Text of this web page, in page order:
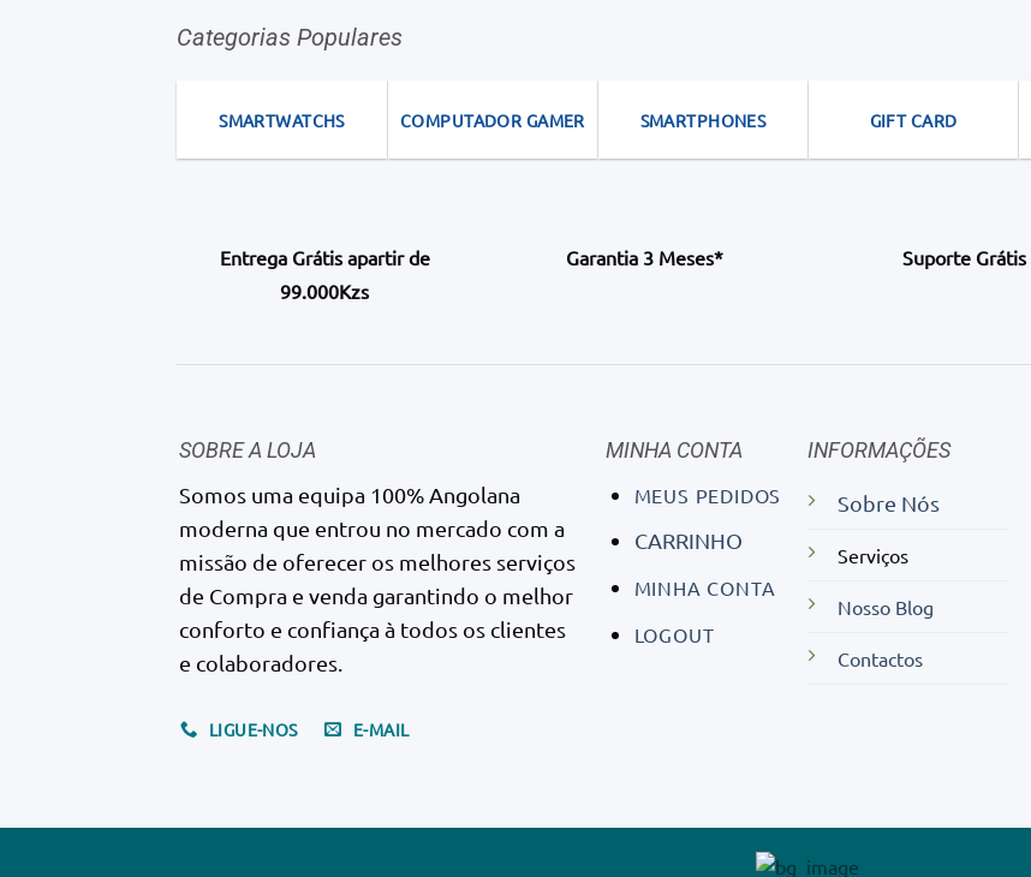
Categorias Populares
SMARTWATCHS COMPUTADOR GAMER SMARTPHONES GIFT CARD
Entrega Grátis apartir de
99.000Kzs
Garantia 3 Meses* Suporte Grátis
SOBRE A LOJA
Somos uma equipa 100% Angolana
moderna que entrou no mercado com a
missão de oferecer os melhores serviços
de Compra e venda garantindo o melhor
conforto e confiança à todos os clientes
e colaboradores.
LIGUE-NOS E-MAIL
MINHA CONTA
MEUS PEDIDOS
CARRINHO
MINHA CONTA
LOGOUT
INFORMAÇÕES
Sobre Nós
Serviços
Nosso Blog
Contactos